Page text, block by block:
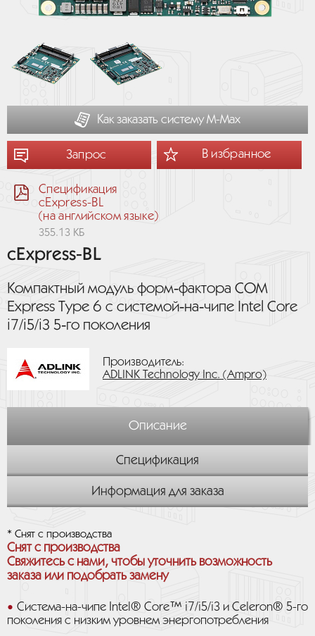
Как заказать систему М-Мах
Запрос В избранное
Спецификация
cExpress-BL
(на английском языке)
355.13 КБ
cExpress-BL
Компактный модуль форм‑фактора COM
Express Type 6 с системой‑на‑чипе Intel Core
i7/i5/i3 5‑го поколения
Производитель:
ADLINK Technology Inc. (Ampro)
Описание
Спецификация
Информация для заказа
* Снят с производства
Снят с производства
Свяжитесь с нами, чтобы уточнить возможность
заказа или подобрать замену
Система-на-чипе Intel® Core™ i7/i5/i3 и Celeron® 5-го
поколения с низким уровнем энергопотребления